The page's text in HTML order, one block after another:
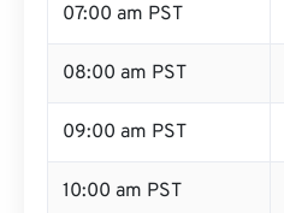
07:00 am PST
08:00 am PST
09:00 am PST
10:00 am PST